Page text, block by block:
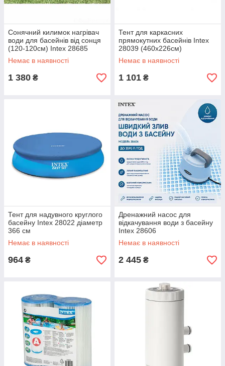
Сонячний килимок нагрівач
води для басейнів від сонця
(120-120см) Intex 28685
Немає в наявності
1 380 ₴
Тент для каркасних
прямокутних басейнів Intex
28039 (460x226см)
Немає в наявності
1 101 ₴
Тент для надувного круглого
басейну Intex 28022 діаметр
366 см
Немає в наявності
964 ₴
Дренажний насос для
відкачування води з басейну
Intex 28606
Немає в наявності
2 445 ₴